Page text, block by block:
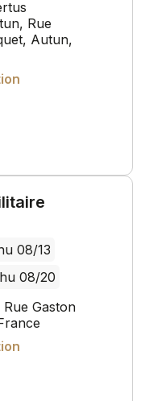
Rue
Autun,
08/13
08/20
Gaston